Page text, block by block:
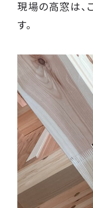
現場の高窓は、
す。